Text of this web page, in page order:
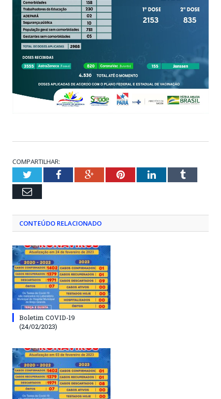
COMPARTILHAR:
TwitterFacebookGoogle+PinterestLinkedInTumblr
Email
CONTEÚDO RELACIONADO
Boletim COVID-19
(24/02/2023)